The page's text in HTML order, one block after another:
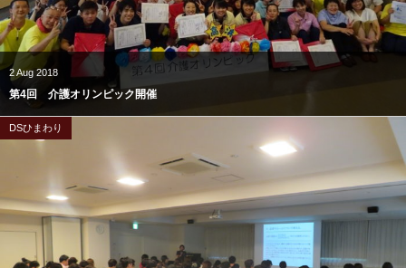
2Aug 2018
第4回 介護オリンピック開催
DSひまわり